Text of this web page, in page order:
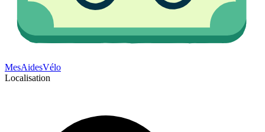
MesAidesVélo
Localisation